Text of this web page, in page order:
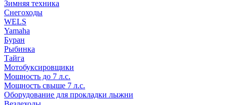
Зимняя техника
Снегоходы
WELS
Yamaha
Буран
Рыбинка
Тайга
Мотобуксировщики
Мощность до 7 л.с.
Мощность свыше 7 л.с.
Оборудование для прокладки лыжни